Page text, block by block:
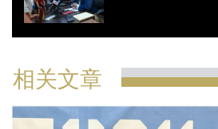
相关文章